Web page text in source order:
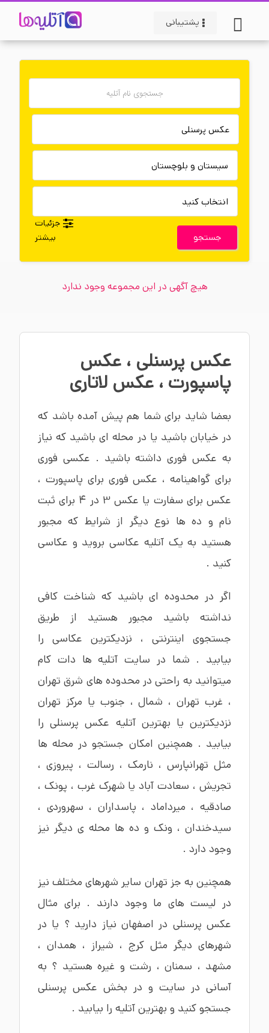
پشتیبانی
جستجو
جزئیات
بیشتر
هیچ آگهی در این مجموعه وجود ندارد
عکس پرسنلی ، عکس
پاسپورت ، عکس لاتاری
بعضا شاید برای شما هم پیش آمده باشد که
در خیابان باشید یا در محله ای باشید که نیاز
به عکس فوری داشته باشید . عکسی فوری
برای گواهینامه ، عکس فوری برای پاسپورت ،
عکس برای سفارت یا عکس 3 در 4 برای ثبت
نام و ده ها نوع دیگر از شرایط که مجبور
هستید به یک آتلیه عکاسی بروید و عکاسی
کنید .
اگر در محدوده ای باشید که شناخت کافی
نداشته باشید مجبور هستید از طریق
جستجوی اینترنتی ، نزدیکترین عکاسی را
بیابید . شما در سایت آتلیه ها دات کام
میتوانید به راحتی در محدوده های شرق تهران
، غرب تهران، شمال، جنوب یا مرکز تهران
نزدیکترین یا بهترینآتلیه عکس پرسنلیرا
بیابید . همچنین امکان جستجو در محله ها
مثل تهرانپارس ، نارمک ، رسالت ، پیروزی ،
تجریش، سعادت آبادیا شهرک غرب ، پونک ،
صادقیه، میرداماد ، پاسداران ، سهروردی ،
سیدخندان ، ونک و ده ها محله ی دیگر نیز
وجود دارد .
همچنین به جز تهران سایر شهرهای مختلف نیز
در لیست های ما وجود دارند . برای مثال
عکس پرسنلی در اصفهان نیاز دارید ؟ یا در
شهرهای دیگر مثل کرج ، شیراز ، همدان ،
مشهد ، سمنان، رشتو غیره هستید ؟ به
آسانی در سایت و در بخش عکس پرسنلی
جستجو کنید و بهترین آتلیه را بیابید .